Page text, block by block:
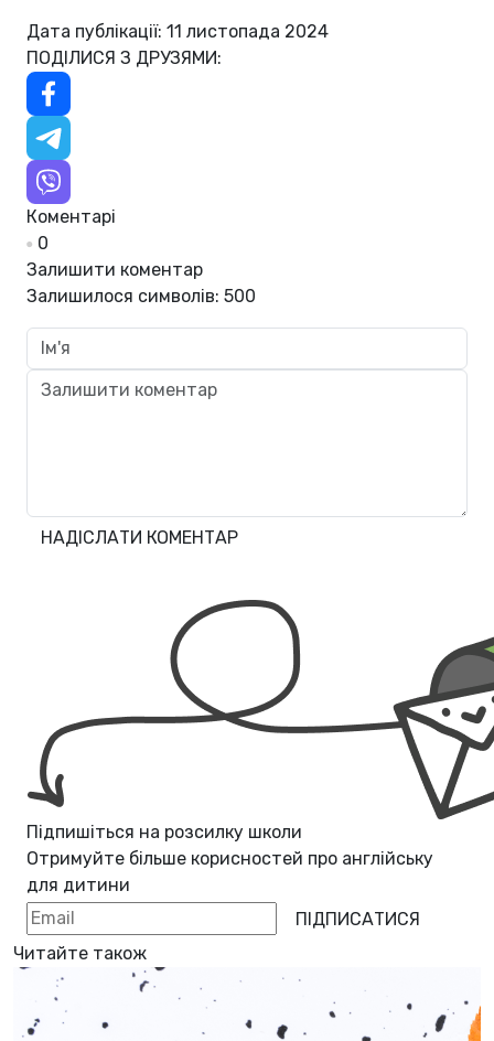
Дата публікації: 11 листопада 2024
ПОДІЛИСЯ З ДРУЗЯМИ:
Коментарі
0
Залишити коментар
Залишилося символів: 500
НАДІСЛАТИ КОМЕНТАР
Підпишіться на розсилку школи
Отримуйте більше корисностей про англійську
для дитини
ПІДПИСАТИСЯ
Читайте також